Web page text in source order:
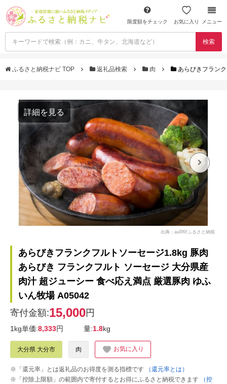
限度額をチェック お気に入り メニュー
検索
ふるさと納税ナビ TOP 返礼品検索 肉 あらびきフラン
詳細を見る
出典：auPAYふるさと納税
あらびきフランクフルトソーセージ1.8kg 豚肉
あらびき フランクフルト ソーセージ 大分県産
肉汁 超ジューシー 食べ応え満点 厳選豚肉 ゆふ
いん牧場 A05042
寄付金額:15,000円
1kg単価:8,333円 量:1.8kg
大分県 大分市 肉 お気に入り
※「還元率」とは返礼品のお得度を測る指標です
（還元率とは）
※「控除上限額」の範囲内で寄付するとお得にふるさと納税できます
（控